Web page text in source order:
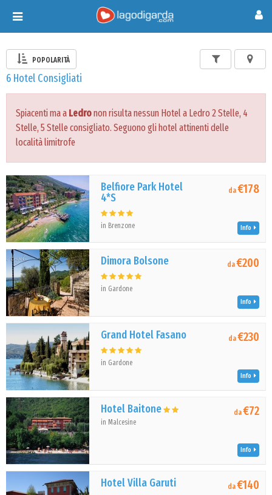
Toggle
navigation
POPOLARITÀ
6 Hotel Consigliati
Spiacenti ma a Ledronon risulta nessun Hotel a Ledro 2 Stelle, 4
Stelle, 5 Stelle consigliato. Seguono gli hotel attinenti delle
località limitrofe
Belfiore Park Hotel
4*S
in Brenzone
da€178
Info
Dimora Bolsone
in Gardone
da€200
Info
Grand Hotel Fasano
in Gardone
da€230
Info
Hotel Baitone
in Malcesine
da€72
Info
Hotel Villa Garuti da€140